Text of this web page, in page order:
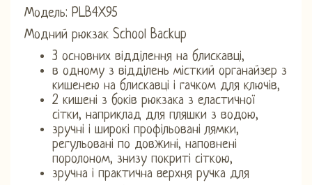
Модель: PLB4X95
Модний рюкзак School Backup
3 основних відділення на блискавці,
в одному з відділень місткий органайзер з
кишенею на блискавці і гачком для ключів,
2 кишені з боків рюкзака з еластичної
сітки, наприклад для пляшки з водою,
зручні і широкі профільовані лямки,
регульовані по довжині, наповнені
поролоном, знизу покриті сіткою,
зручна і практична верхня ручка для